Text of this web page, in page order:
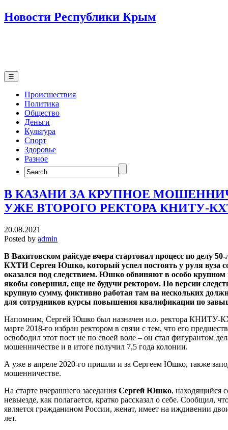
Новости Республики Крым
☰
Происшествия
Политика
Общество
Деньги
Культура
Спорт
Здоровье
Разное
Search
for:
В КАЗАНИ ЗА КРУПНОЕ
УЖЕ ВТОРОГО РЕКТОРА КНИТУ-
20.08.2021
Posted by admin
В Вахитовском райсуде вчера стартовал процесс по делу
КХТИ Сергея Юшко, который успел постоять у руля вуза
оказался под следствием. Юшко обвиняют в особо крупном
якобы совершил, еще не будучи ректором. По версии
крупную сумму, фиктивно работая там на нескольких
для сотрудников курсы повышения квалификации по
Напомним, Сергей Юшко был назначен и.о. ректора КНИТУ-
марте 2018-го избран ректором в связи с тем, что его
освободил этот пост не по своей воле – он стал фигурантом
мошенничестве и в итоге получил 7,5 года колонии.
А уже в апреле 2020-го пришли и за Сергеем Юшко, также
мошенничестве.
На старте вчерашнего заседания Сергей Юшко, находящийся
невыезде, как полагается, кратко рассказал о себе. Сообщил,
является гражданином России, женат, имеет на иждивении
лет.